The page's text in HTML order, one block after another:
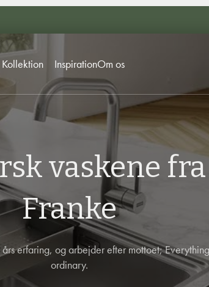
Kollektion InspirationOm os
vaskene fra
Franke
erfaring, og arbejder efter mottoet;
ordinary.